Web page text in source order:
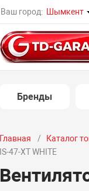
Ваш город: Шымкент
Бренды
Главная Каталог
IS-47-XT WHITE